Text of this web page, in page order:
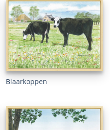
Blaarkoppen